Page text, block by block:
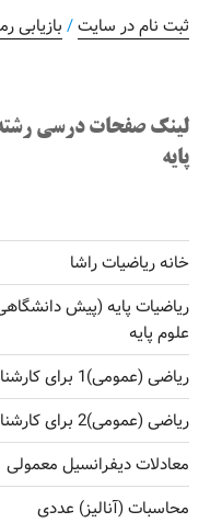
ثبت نام در سایت/ بازیابی
لینک صفحات درسی
پایه
خانه ریاضیات راشا
ریاضیات پایه (پیش
علوم پایه
ریاضی (عمومی)1 برای کارشناسی فنی و غلوم پایه
ریاضی (عمومی)2 برای کارشناسی فنی و غلوم پایه
معادلات دیفرانسیل معمولی
محاسبات (آنالیز) عددی